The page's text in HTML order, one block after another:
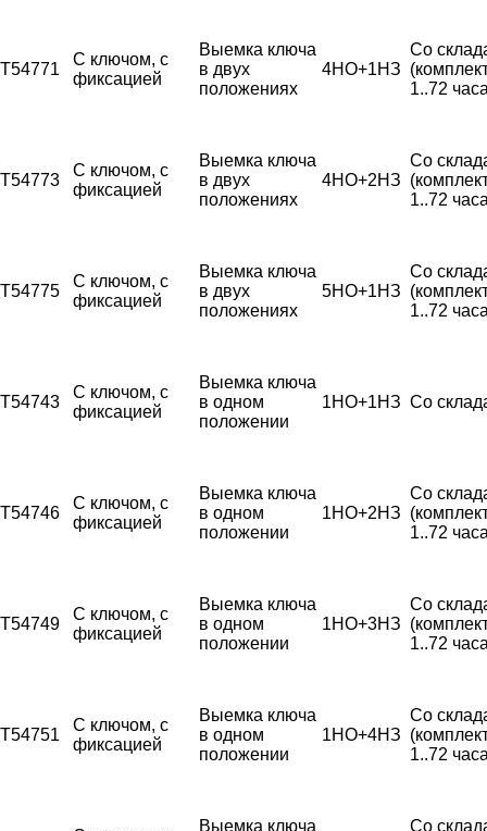
T54771
С ключом, с
фиксацией
Выемка ключа
в двух
положениях
4НО+1НЗ
Со
1..72
T54773
С ключом, с
фиксацией
Выемка ключа
в двух
положениях
4НО+2НЗ
Со
1..72
T54775
С ключом, с
фиксацией
Выемка ключа
в двух
положениях
5НО+1НЗ
Со
1..72
T54743
С ключом, с
фиксацией
Выемка ключа
в одном
положении
1НО+1НЗ Со
T54746
С ключом, с
фиксацией
Выемка ключа
в одном
положении
1НО+2НЗ
Со
1..72
T54749
С ключом, с
фиксацией
Выемка ключа
в одном
положении
1НО+3НЗ
Со
1..72
T54751
С ключом, с
фиксацией
Выемка ключа
в одном
положении
1НО+4НЗ
Со
1..72
Выемка ключа
Со